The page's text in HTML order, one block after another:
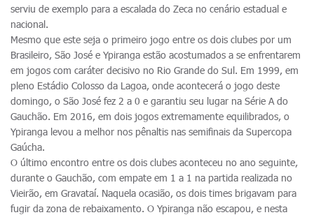
serviu de exemplo para a escalada do Zeca no cenário estadual e
nacional.
Mesmo que este seja o primeiro jogo entre os dois clubes por um
Brasileiro, São José e Ypiranga estão acostumados a se enfrentarem
em jogos com caráter decisivo no Rio Grande do Sul. Em 1999, em
pleno Estádio Colosso da Lagoa, onde acontecerá o jogo deste
domingo, o São José fez 2 a 0 e garantiu seu lugar na Série A do
Gauchão. Em 2016, em dois jogos extremamente equilibrados, o
Ypiranga levou a melhor nos pênaltis nas semifinais da Supercopa
Gaúcha.
O último encontro entre os dois clubes aconteceu no ano seguinte,
durante o Gauchão, com empate em 1 a 1 na partida realizada no
Vieirão, em Gravataí. Naquela ocasião, os dois times brigavam para
fugir da zona de rebaixamento. O Ypiranga não escapou, e nesta